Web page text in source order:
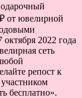
от ювелирной
2022 года
сеть
репост к
бесплатно».